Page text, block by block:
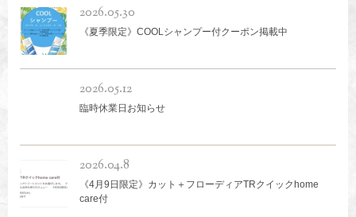
2026.05.30
《夏季限定》COOLシャンプー付クーポン掲載中
2026.05.12
臨時休業日お知らせ
2026.04.8
《4月9日限定》カット＋フローディアTRクイックhome
care付